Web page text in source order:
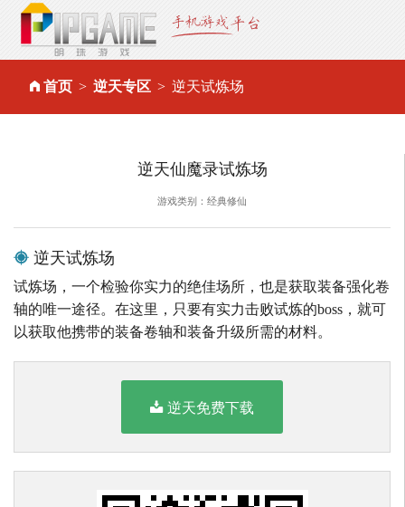
首页 逆天专区 逆天试炼场
逆天仙魔录试炼场
游戏类别：经典修仙
逆天试炼场
试炼场，一个检验你实力的绝佳场所，也是获取装备强化卷
轴的唯一途径。在这里，只要有实力击败试炼的boss，就可
以获取他携带的装备卷轴和装备升级所需的材料。
逆天免费下载